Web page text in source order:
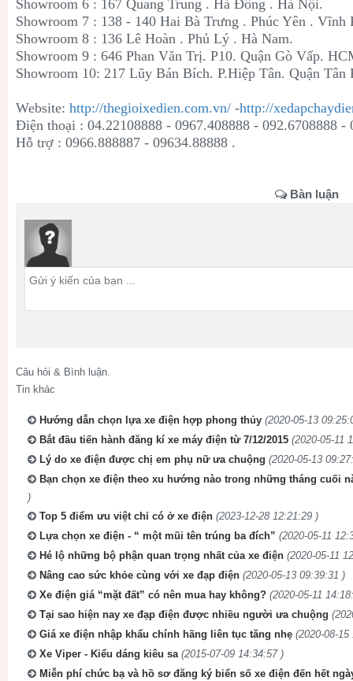
Showroom 6 : 167 Quang Trung . Hà Đông . Hà Nội.
Showroom 7 : 138 - 140 Hai Bà Trưng . Phúc Yên . Vĩnh
Showroom 8 : 136 Lê Hoàn . Phủ Lý . Hà Nam.
Showroom 9 : 646 Phan Văn Trị. P10. Quận Gò Vấp.
Showroom 10: 217 Lũy Bán Bích. P.Hiệp Tân. Quận Tân
Website: http://thegioixedien.com.vn/ -http://
Điện thoại : 04.22108888 - 0967.408888 - 092.6708888 -
Hỗ trợ : 0966.888887 - 09634.88888 .
Bàn luận
Câu hỏi & Bình luận.
Tin khác
Hướng dẫn chọn lựa xe điện hợp phong thủy (2020-05-13
Bắt đầu tiến hành đăng kí xe máy điện từ 7/12/2015 (2020-05-11
Lý do xe điện được chị em phụ nữ ưa chuộng (2020-05-13
Bạn chọn xe điện theo xu hướng nào trong những tháng cuối
)
Top 5 điểm ưu việt chỉ có ở xe điện (2023-12-28 12:21:29 )
Lựa chọn xe điện - “ một mũi tên trúng ba đích” (2020-05-11
Hé lộ những bộ phận quan trọng nhất của xe điện (2020-05-11
Nâng cao sức khỏe cùng với xe đạp điện (2020-05-13 09:39:31 )
Xe điện giá “mặt đất” có nên mua hay không? (2020-05-11
Tại sao hiện nay xe đạp điện được nhiều người ưa chuộng
Giá xe điện nhập khẩu chính hãng liên tục tăng nhẹ (2020-08-15
Xe Viper - Kiểu dáng kiêu sa (2015-07-09 14:34:57 )
Miễn phí chức bạ và hồ sơ đăng ký biển số xe điện đến hết